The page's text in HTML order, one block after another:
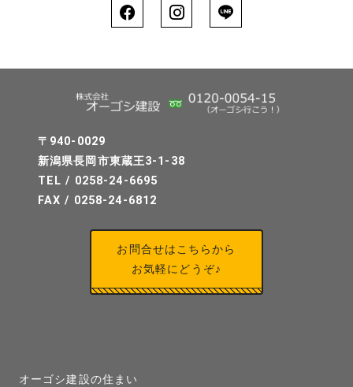
〒940-0029
新潟県長岡市東蔵王3-1-38
TEL / 0258-24-6695
FAX / 0258-24-6812
お問合せはこちらから
お気軽にどうぞ♪
オーゴシ建設の住まい